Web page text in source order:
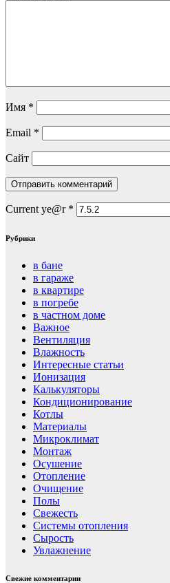
Имя *
Email *
Сайт
Current ye@r *
Рубрики
в бане
в гараже
в квартире
в погребе
в частном доме
Важное
Вентиляция
Влажность
Интересные статьи
Ионизация
Калькуляторы
Кондиционирование
Котлы
Материалы
Микроклимат
Монтаж
Осушение
Отопление
Очищение
Полы
Свежесть
Системы отопления
Сырость
Увлажнение
Свежие комментарии